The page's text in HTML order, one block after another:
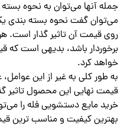
جمله آنها می‌توان به نحوه
می‌توان گفت نحوه بسته بندی
روی قیمت آن تاثیر گذار است.
برخوردار باشد، بدیهی است
خواهد کرد.
به طور کلی به غیر از این
قیمت نهایی این محصول تاثیر
خرید مایع دستشویی فله را
بهترین کیفیت و مناسب ترین